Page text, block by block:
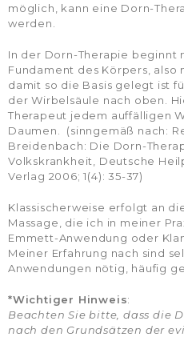
möglich, kann eine Dorn-
werden.
In der Dorn-Therapie beginnt
Fundament des Körpers, also
damit so die Basis gelegt ist
der Wirbelsäule nach oben.
Therapeut jedem auffälligen
Daumen. (sinngemäß nach:
Breidenbach: Die Dorn-
Volkskrankheit, Deutsche
Verlag 2006; 1(4): 35-37)
Klassischerweise erfolgt an
Massage, die ich in meiner
Emmett-Anwendung oder
Meiner Erfahrung nach sind
Anwendungen nötig, häufig
*Wichtiger Hinweis:
Beachten Sie bitte, dass die
nach den Grundsätzen der